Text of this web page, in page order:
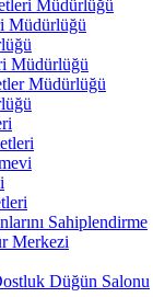
Müdürlüğü
Müdürlüğü
Müdürlüğü
Müdürlüğü
Sahiplendirme
Merkezi
Düğün Salonu